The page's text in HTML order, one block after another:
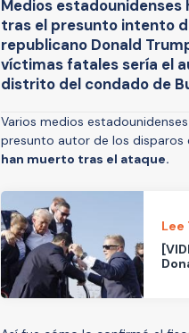
Medios estadounidenses
tras el presunto intento
republicano Donald
víctimas fatales sería el
distrito del condado de
Varios medios
presunto autor de los disparos
han muerto tras el ataque.
Lee